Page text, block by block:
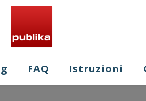
FAQ Istruzioni